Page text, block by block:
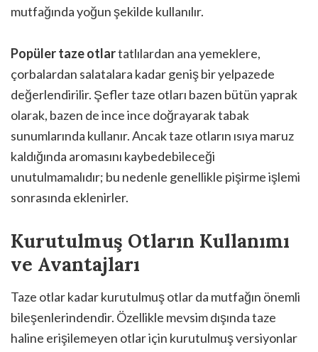
mutfağında yoğun şekilde kullanılır.
Popüler taze otlartatlılardan ana yemeklere,
çorbalardan salatalara kadar geniş bir yelpazede
değerlendirilir. Şefler taze otları bazen bütün yaprak
olarak, bazen de ince ince doğrayarak tabak
sunumlarında kullanır. Ancak taze otların ısıya maruz
kaldığında aromasını kaybedebileceği
unutulmamalıdır; bu nedenle genellikle pişirme işlemi
sonrasında eklenirler.
Kurutulmuş Otların Kullanımı
ve Avantajları
Taze otlar kadar kurutulmuş otlar da mutfağın önemli
bileşenlerindendir. Özellikle mevsim dışında taze
haline erişilemeyen otlar için kurutulmuş versiyonlar